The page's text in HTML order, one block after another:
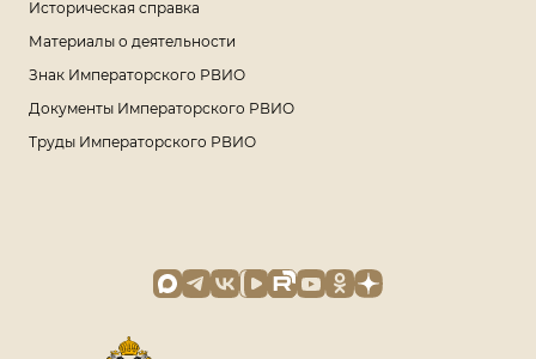
Историческая справка
Материалы о деятельности
Знак Императорского РВИО
Документы Императорского РВИО
Труды Императорского РВИО